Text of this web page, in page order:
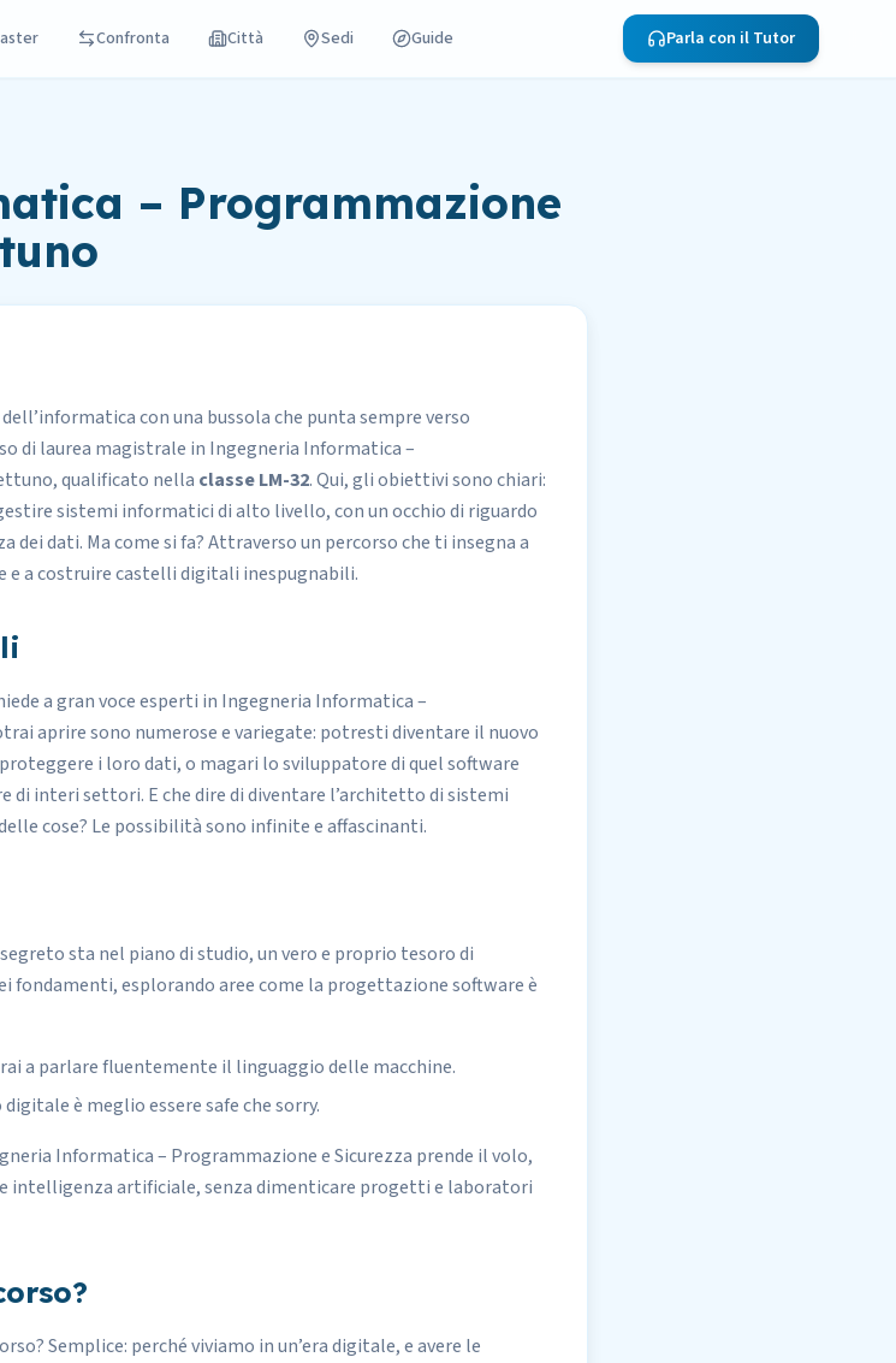
Confronta Città Sedi Guide Parla con il Tutor
– Programmazione
con una bussola che punta sempre verso
di laurea magistrale in Ingegneria Informatica –
, qualificato nella classe LM-32. Qui, gli obiettivi sono chiari:
sistemi informatici di alto livello, con un occhio di riguardo
dei dati. Ma come si fa? Attraverso un percorso che ti insegna a
e a costruire castelli digitali inespugnabili.
a gran voceesperti in Ingegneria Informatica –
aprire sono numerose e variegate: potresti diventare il nuovo
i loro dati, o magari lo sviluppatore di quel software
di interi settori. E che dire di diventare l’architetto di sistemi
cose? Le possibilità sono infinite e affascinanti.
sta nel piano di studio, un vero e proprio tesoro di
fondamenti, esplorando aree come la progettazione software è
a parlare fluentemente il linguaggio delle macchine.
è meglio essere safe che sorry.
Informatica – Programmazione e Sicurezza prende il volo,
e intelligenza artificiale, senza dimenticare progetti e laboratori
Semplice: perché viviamo in un’era digitale, e avere le